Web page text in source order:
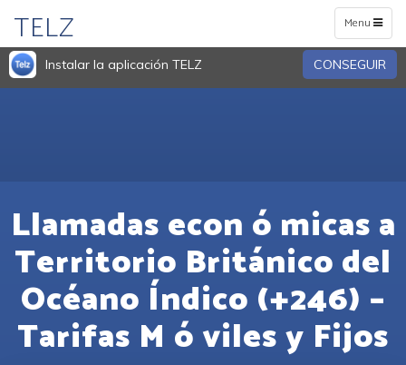
Toggle
navigation
Menu
TELZ
Instalar la aplicación TELZ CONSEGUIR
Llamadas econ ó micas a
Territorio Británico del
Océano Índico (+246) –
Tarifas M ó viles y Fijos